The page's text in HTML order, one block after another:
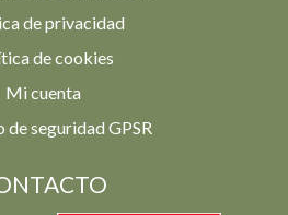
de privacidad
de cookies
Mi cuenta
seguridad GPSR